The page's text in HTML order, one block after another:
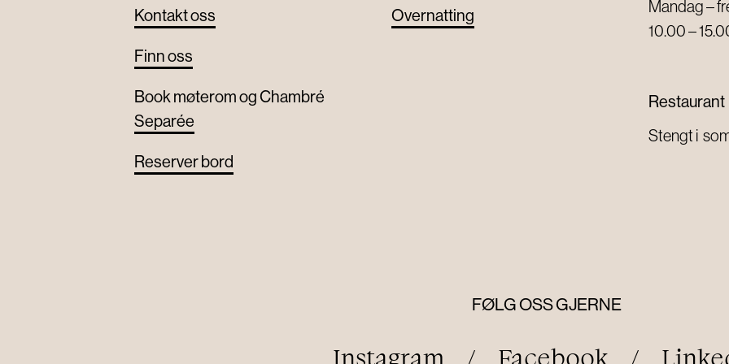
Kontakt oss
Finn oss
Book møterom og Chambré
Separée
Reserver bord
Overnatting
Mandag –
10.00 –
Restaurant
Stengt i
FØLG OSS GJERNE